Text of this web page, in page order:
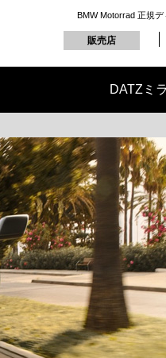
BMW Motorrad 正規
販売店
DATZミ